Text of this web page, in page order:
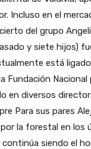
Incluso en el
del grupo
y siete hijos)
está
Fundación Nacional
en diversos
Para sus pares
la forestal en los
siendo el